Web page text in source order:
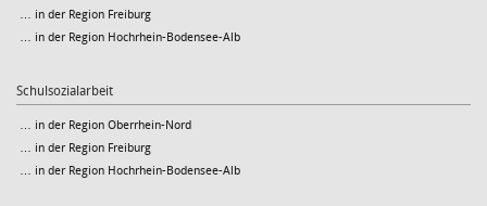
… in der Region Freiburg
… in der Region Hochrhein-Bodensee-Alb
Schulsozialarbeit
… in der Region Oberrhein-Nord
… in der Region Freiburg
… in der Region Hochrhein-Bodensee-Alb